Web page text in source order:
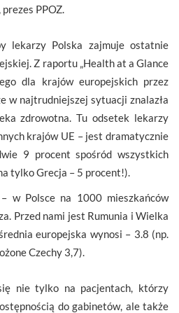
PPOZ.
lekarzy Polska zajmuje ostatnie
Z raportu „Health at a Glance
dla krajów europejskich przez
w najtrudniejszej sytuacji znalazła
zdrowotna. Tu odsetek lekarzy
krajów UE – jest dramatycznie
9 procent spośród wszystkich
tylko Grecja – 5 procent!).
w Polsce na 1000 mieszkańców
Przed nami jest Rumunia i Wielka
europejska wynosi – 3.8 (np.
Czechy 3,7).
nie tylko na pacjentach, którzy
do gabinetów, ale także